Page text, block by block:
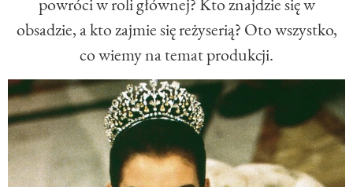
obsadzie, a kto zajmie się reżyserią? Oto wszystko,
co wiemy na temat produkcji.